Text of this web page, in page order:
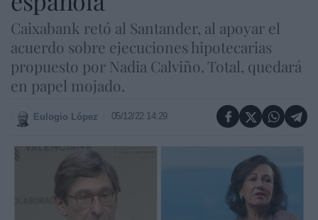
Caixabank retó al Santander, al apoyar el
acuerdo sobre ejecuciones hipotecarias
propuesto por Nadia Calviño. Total, quedará
en papel mojado.
Eulogio López 05/12/22 14:29